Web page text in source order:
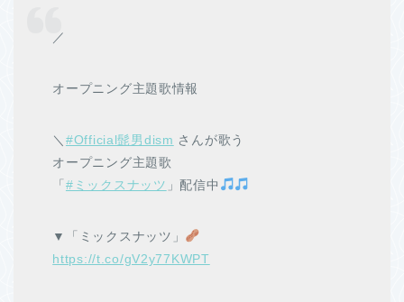
／
オープニング主題歌情報
＼ #Official髭男dism さんが歌う
オープニング主題歌
「 #ミックスナッツ 」配信中
▼「ミックスナッツ」
https://t.co/gV2y77KWPT